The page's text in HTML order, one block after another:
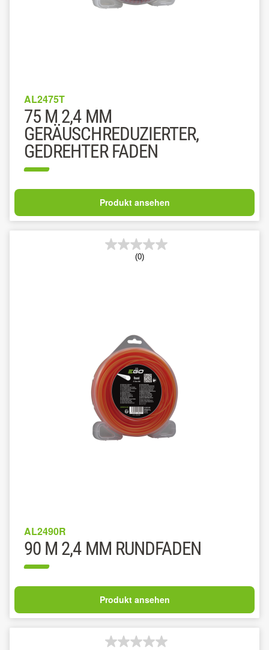
AL2475T
75 M 2,4 MM
GERÄUSCHREDUZIERTER,
GEDREHTER FADEN
Produkt ansehen
(0)
AL2490R
90 M 2,4 MM RUNDFADEN
Produkt ansehen